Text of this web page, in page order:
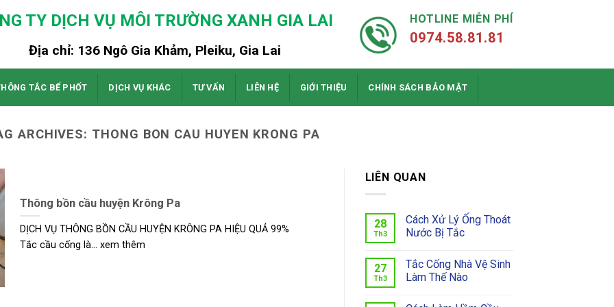
TY DỊCH VỤ MÔI TRƯỜNG XANH GIA LAI
Địa chỉ: 136 Ngô Gia Khảm, Pleiku, Gia Lai
HOTLINE MIỄN PHÍ
0974.58.81.81
TẮC BỂ PHỐT DỊCH VỤ KHÁC TƯ VẤN LIÊN HỆ GIỚI THIỆU CHÍNH SÁCH BẢO MẬT
ARCHIVES: THONG BON CAU HUYEN KRONG PA
Thông bồn cầu huyện Krông Pa
DỊCH VỤ THÔNG BỒN CẦU HUYỆN KRÔNG PA HIỆU QUẢ 99%
Tắc cầu cống là... xem thêm
LIÊN QUAN
28
Th3
Cách Xử Lý Ống Thoát
Nước Bị Tắc
27
Th3
Tắc Cống Nhà Vệ Sinh
Làm Thế Nào